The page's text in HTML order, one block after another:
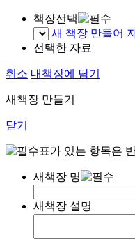
책장선택
새 책장 만들어
선택한 자료
취소 내책장에 담기
새책장 만들기
닫기
표가 있는 항목은
새책장 명
새책장 설명